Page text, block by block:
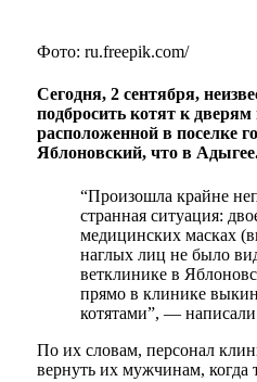
Фото: ru.freepik.com/
Сегодня, 2 сентября,
подбросить котят к
расположенной в поселке
Яблоновский, что в
“Произошла крайне
странная ситуация:
медицинских масках
наглых лиц не было
ветклинике в
прямо в клинике
котятами”, —
По их словам, персонал
вернуть их мужчинам,